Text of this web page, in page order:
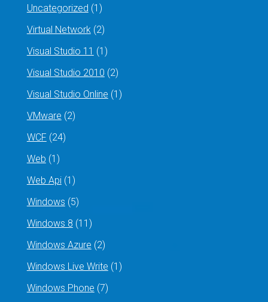
Uncategorized (1)
Virtual Network(2)
Visual Studio 11 (1)
Visual Studio 2010 (2)
Visual Studio Online (1)
VMware (2)
WCF (24)
Web (1)
Web Api(1)
Windows (5)
Windows 8 (11)
Windows Azure (2)
Windows Live Write (1)
Windows Phone (7)